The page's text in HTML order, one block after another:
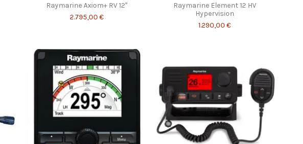
Raymarine Axiom+ RV 12"
2.795,00 €
Raymarine Element 12 HV
Hypervision
1.290,00 €